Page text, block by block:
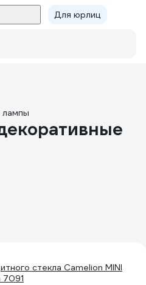
Для юрлиц
лампы